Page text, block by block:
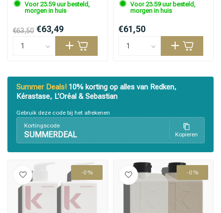
Voor 23.59 uur besteld,
morgen in huis
€63,50 €63,49
Voor 23.59 uur besteld,
morgen in huis
€61,50
Summer Deals! 10% korting op alles van Redken,
Kérastase, L’Oréal & Sebastian
Gebruik deze code bij het afrekenen
Kortingscode
SUMMERDEAL Kopieren
-0% -0%